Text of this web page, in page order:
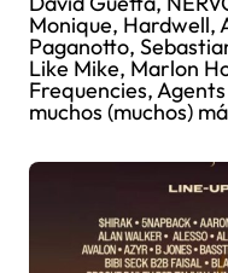
Monique, Hardwell,
Paganotto,
Like Mike, Marlon
Frequencies,
muchos (muchos)